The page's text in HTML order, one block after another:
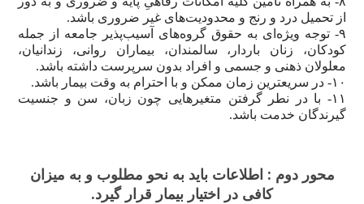
پیوندها
ساعات
کاری
گالری
پرسش
از تحمیل درد و رنج و محدودیت‌های غیر ضروری باشد.
۹- توجه ویژه‌ای به حقوق گروه‌های آسیب‌پذیر جامعه از جمله
کودکان، زنان باردار، سالمندان، بیماران روانی، زندانیان،
معلولان ذهنی و جسمی و افراد بدون سرپرست داشته باشد.
۱۰- در سریعترین زمان ممکن و با احترام به وقت بیمار باشد.
۱۱- با در نطر گرفتن متغیرهایی چون زبان، سن و جنسیت
گیرندگان خدمت باشد.
محور دوم : اطلاعات باید به نحو مطلوب و به میزان
کافی در اختیار بیمار قرار گیرد.